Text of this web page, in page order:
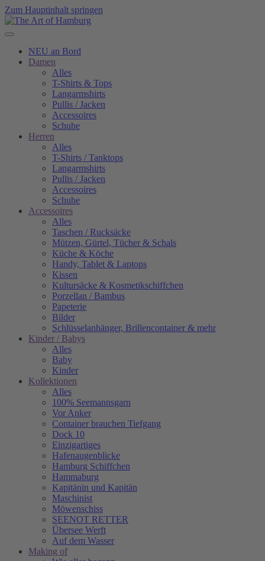
Zum Hauptinhalt springen
NEU an Bord
Damen
Alles
T-Shirts & Tops
Langarmshirts
Pullis / Jacken
Accessoires
Schuhe
Herren
Alles
T-Shirts / Tanktops
Langarmshirts
Pullis / Jacken
Accessoires
Schuhe
Accessoires
Alles
Taschen / Rucksäcke
Mützen, Gürtel, Tücher & Schals
Küche & Köche
Handy, Tablet & Laptops
Kissen
Kultursäcke & Kosmetikschiffchen
Porzellan / Bambus
Papeterie
Bilder
Schlüsselanhänger, Brillencontainer & mehr
Kinder / Babys
Alles
Baby
Kinder
Kollektionen
Alles
100% Seemannsgarn
Vor Anker
Container brauchen Tiefgang
Dock 10
Einzigartiges
Hafenaugen­blicke
Hamburg Schiffchen
Hammaburg
Kapitänin und Kapitän
Maschinist
Möwenschiss
SEENOT RETTER
Übersee Werft
Auf dem Wasser
Making of